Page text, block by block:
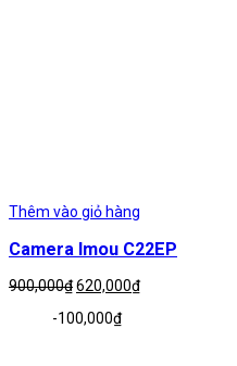
Thêm vào giỏ hàng
Camera Imou C22EP
900,000₫Giá
là:
620,000₫Giá
-100,000₫